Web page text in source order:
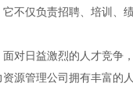
不仅负责招聘、培训、
对日益激烈的人才竞争
源管理公司拥有丰富的